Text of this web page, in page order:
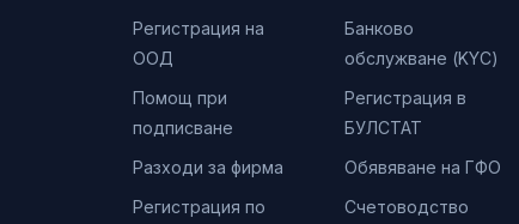
Регистрация на
ООД
Помощ при
подписване
Разходи за фирма
Регистрация по
Банково
обслужване (KYC)
Регистрация в
БУЛСТАТ
Обявяване на ГФО
Счетоводство